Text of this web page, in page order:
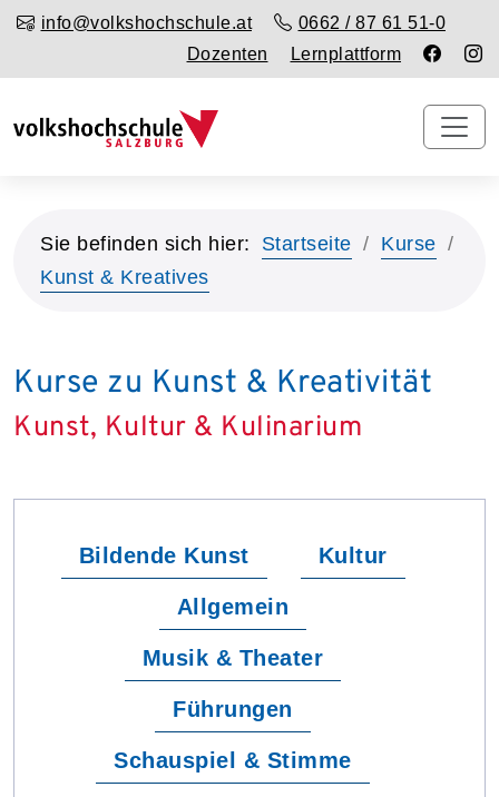
info@volkshochschule.at
0662 / 87 61 51-0
Dozenten
Lernplattform
Sie befinden sich hier: Startseite
Kurse
Kunst & Kreatives
Kurse zu Kunst & Kreativität
Kunst, Kultur & Kulinarium
Bildende Kunst Kultur
Allgemein
Musik & Theater
Führungen
Schauspiel & Stimme